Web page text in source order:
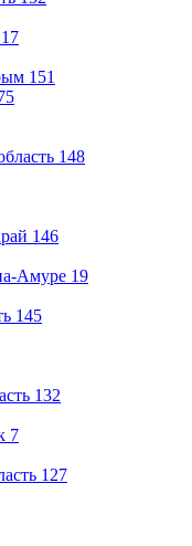
17
151
148
146
Амуре 19
145
132
7
127